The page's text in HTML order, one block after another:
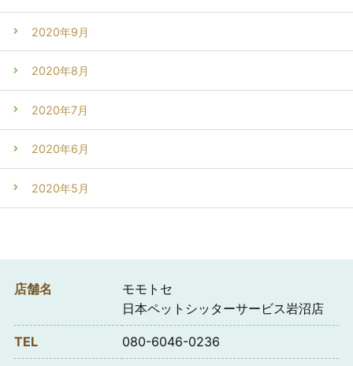
2020年9月
2020年8月
2020年7月
2020年6月
2020年5月
店舗名
モモトセ
日本ペットシッターサービス岩沼店
TEL 080-6046-0236